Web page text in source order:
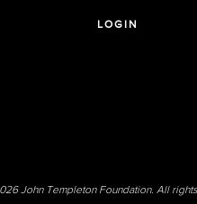
LOGIN
John Templeton Foundation. All